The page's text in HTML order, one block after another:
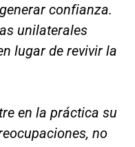
confianza.
unilaterales
lugar de revivir la
en la práctica su
no